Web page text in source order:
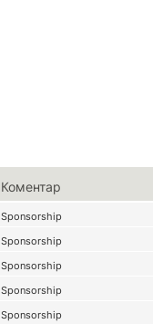
Коментар
Sponsorship
Sponsorship
Sponsorship
Sponsorship
Sponsorship